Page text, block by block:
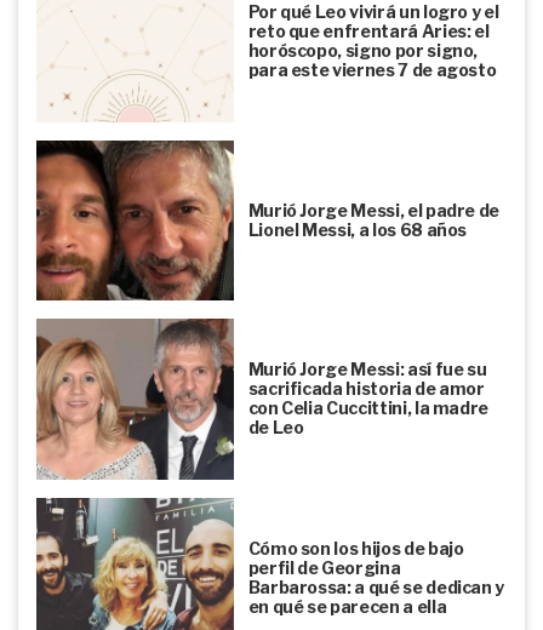
Por qué Leo vivirá un logro y el
reto que enfrentará Aries: el
horóscopo, signo por signo,
para este viernes 7 de agosto
Murió Jorge Messi, el padre de
Lionel Messi, a los 68 años
Murió Jorge Messi: así fue su
sacrificada historia de amor
con Celia Cuccittini, la madre
de Leo
Cómo son los hijos de bajo
perfil de Georgina
Barbarossa: a qué se dedican y
en qué se parecen a ella